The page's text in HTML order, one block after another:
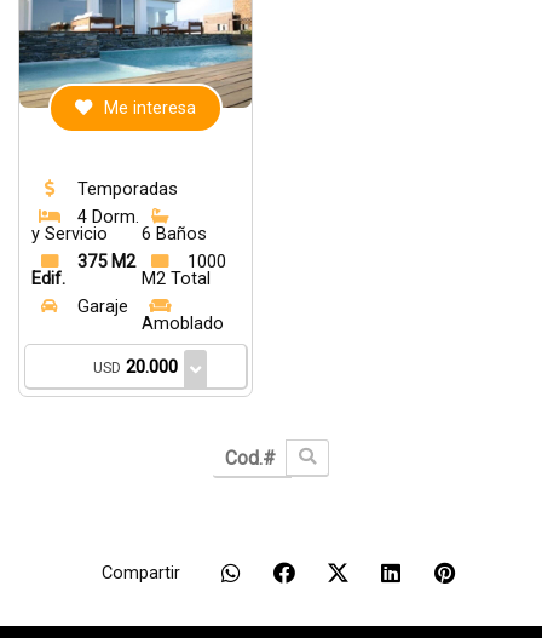
Me interesa
Temporadas
4 Dorm.
y Servicio
6 Baños
375 M2
Edif.
1000
M2 Total
Garaje
Amoblado
USD 20.000
Compartir